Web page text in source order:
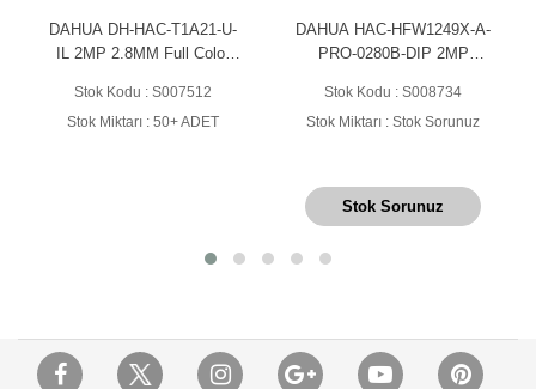
DAHUA DH-HAC-T1A21-U-
IL 2MP 2.8MM Full Color
Stok Kodu : S007512
Stok Miktarı : 50+ ADET
DAHUA HAC-HFW1249X-A-
PRO-0280B-DIP 2MP
KAMERA
Stok Kodu : S008734
Stok Miktarı : Stok Sorunuz
Stok Sorunuz